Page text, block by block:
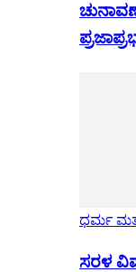
ಧರ್ಮ
ಸರಳ